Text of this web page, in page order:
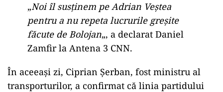
„Noi îl susținem pe Adrian Veștea
pentru a nu repeta lucrurile greșite
făcute de Bolojan„, a declarat Daniel
Zamfir la Antena 3 CNN.
În aceeași zi, Ciprian Șerban, fost ministru al
transporturilor, a confirmat că linia partidului